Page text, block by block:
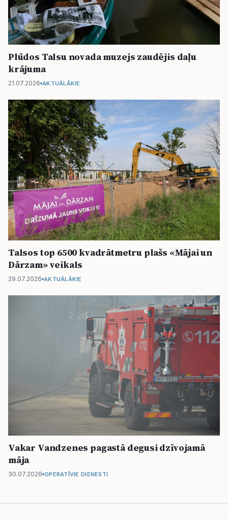
Plūdos Talsu novada muzejs zaudējis daļu
krājuma
21.07.2026 AKTUĀLĀKIE
Talsos top 6500 kvadrātmetru plašs «Mājai un
Dārzam» veikals
29.07.2026 AKTUĀLĀKIE
Vakar Vandzenes pagastā degusi dzīvojamā
māja
30.07.2026 OPERATĪVIE DIENESTI